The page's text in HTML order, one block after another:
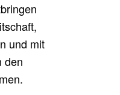
und mit
den